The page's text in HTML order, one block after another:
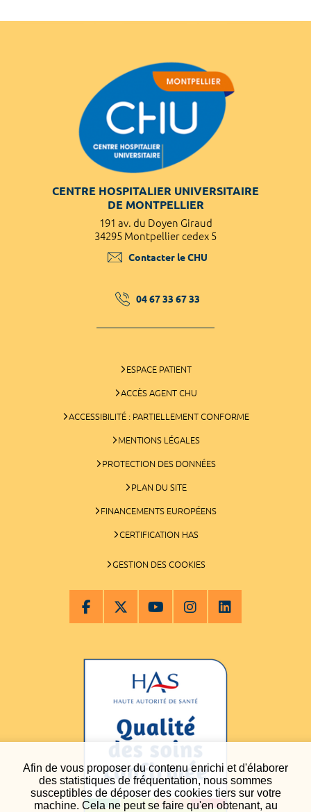
Afin de vous proposer du contenu enrichi et d'élaborer
des statistiques de fréquentation, nous sommes
susceptibles de déposer des cookies tiers sur votre
machine. Cela ne peut se faire qu'en obtenant, au
CENTRE HOSPITALIER UNIVERSITAIRE
DE MONTPELLIER
191 av. du Doyen Giraud
34295 Montpellier cedex 5
Contacter le CHU
04 67 33 67 33
ESPACE PATIENT
ACCÈS AGENT CHU
ACCESSIBILITÉ : PARTIELLEMENT CONFORME
MENTIONS LÉGALES
PROTECTION DES DONNÉES
PLAN DU SITE
FINANCEMENTS EUROPÉENS
CERTIFICATION HAS
GESTION DES COOKIES